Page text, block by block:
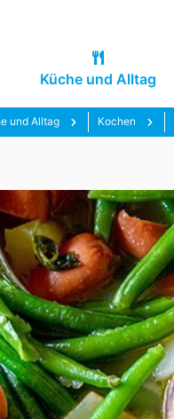
Küche und Alltag
und Alltag Kochen